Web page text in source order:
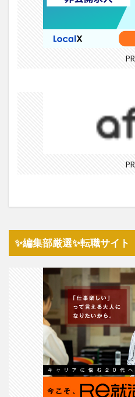
PR
PR
✨編集部厳選✨転職サイト